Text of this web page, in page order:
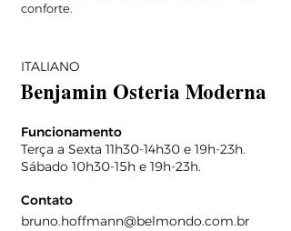
conforte.
ITALIANO
Benjamin Osteria Moderna
Funcionamento
Terça a Sexta 11h30-14h30 e 19h-23h.
Sábado 10h30-15h e 19h-23h.
Contato
bruno.hoffmann@belmondo.com.br